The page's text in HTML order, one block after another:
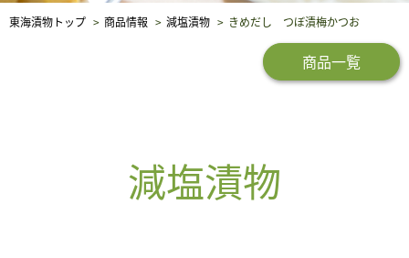
東海漬物トップ 商品情報 減塩漬物 きめだし つぼ漬梅かつお
商品一覧
減塩漬物